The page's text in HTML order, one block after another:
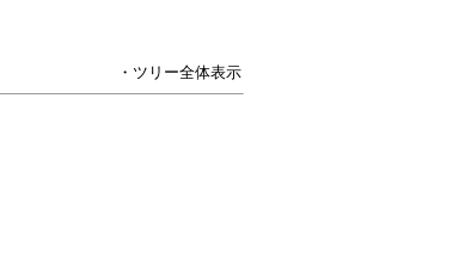
・ツリー全体表示